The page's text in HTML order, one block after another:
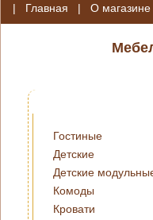
| Главная | О магазине
Гостиные
Детские
Детские
Комоды
Кровати